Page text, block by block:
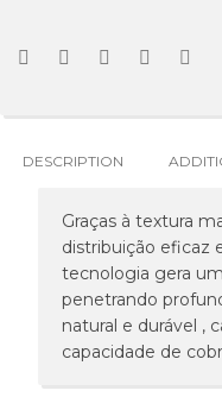
DESCRIPTION
Graças à textura
distribuição eficaz
tecnologia gera
penetrando
natural e durável ,
capacidade de